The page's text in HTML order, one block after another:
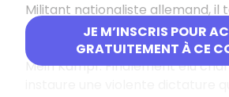
JE M’INSCRIS POUR
GRATUITEMENT À CE
Militant nationaliste allemand, il
s’emparer du pouvoir par la force
Emprisonné, il rédige son livre
Mein Kampf. Finalement élu